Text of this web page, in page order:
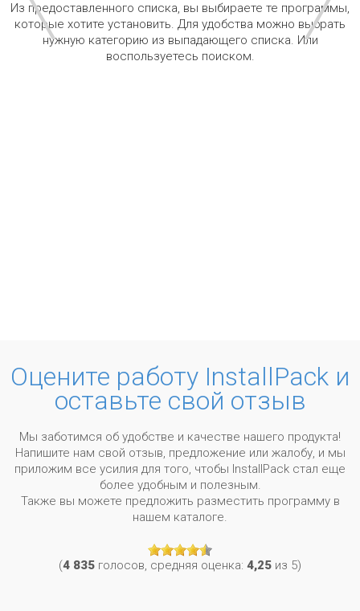
Из предоставленного списка, вы выбираете те программы,
которые хотите установить. Для удобства можно выбрать
нужную категорию из выпадающего списка. Или
воспользуетесь поиском.
Оцените работу InstallPack и
оставьте свой отзыв
Мы заботимся об удобстве и качестве нашего продукта!
Напишите нам свой отзыв, предложение или жалобу, и мы
приложим все усилия для того, чтобы InstallPack стал еще
более удобным и полезным.
Также вы можете предложить разместить программу в
нашем каталоге.
(4 835 голосов, средняя оценка: 4,25 из 5)